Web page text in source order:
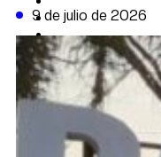
DATA FIRME
DE LA
9 de julio de 2026